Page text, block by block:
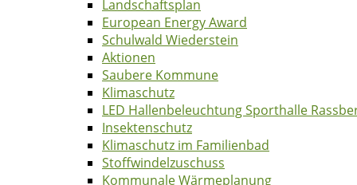
Landschaftsplan
European Energy Award
Schulwald Wiederstein
Aktionen
Saubere Kommune
Klimaschutz
LED Hallenbeleuchtung Sporthalle
Insektenschutz
Klimaschutz im Familienbad
Stoffwindelzuschuss
Kommunale Wärmeplanung